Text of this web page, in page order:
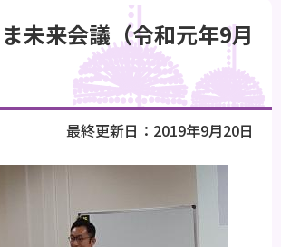
未来会議（令和元年9月
最終更新日：2019年9月20日